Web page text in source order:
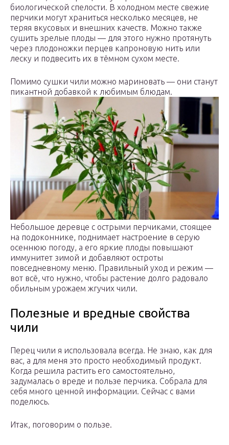
биологической спелости. В холодном месте свежие
перчики могут храниться несколько месяцев, не
теряя вкусовых и внешних качеств. Можно также
сушить зрелые плоды — для этого нужно протянуть
через плодоножки перцев капроновую нить или
леску и подвесить их в тёмном сухом месте.
Помимо сушки чили можно мариновать — они станут
пикантной добавкой к любимым блюдам.
Небольшое деревце с острыми перчиками, стоящее
на подоконнике, поднимает настроение в серую
осеннюю погоду, а его яркие плоды повышают
иммунитет зимой и добавляют остроты
повседневному меню. Правильный уход и режим —
вот всё, что нужно, чтобы растение долго радовало
обильным урожаем жгучих чили.
Полезные и вредные свойства
чили
Перец чили я использовала всегда. Не знаю, как для
вас, а для меня это просто необходимый продукт.
Когда решила растить его самостоятельно,
задумалась о вреде и пользе перчика. Собрала для
себя много ценной информации. Сейчас с вами
поделюсь.
Итак, поговорим о пользе.